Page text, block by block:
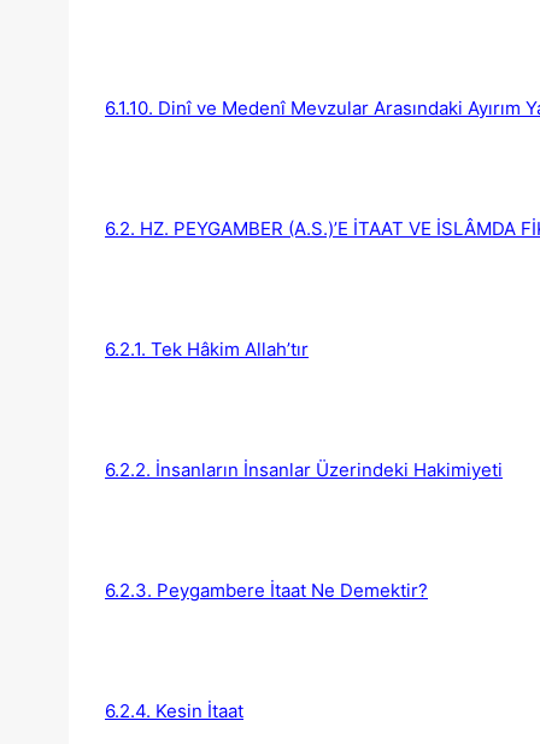
6.1.10. Dinî ve Medenî Mevzular Arasındaki Ayırım
6.2. HZ. PEYGAMBER (A.S.)’E İTAAT VE İSLÂMDA
6.2.1. Tek Hâkim Allah’tır
6.2.2. İnsanların İnsanlar Üzerindeki Hakimiyeti
6.2.3. Peygambere İtaat Ne Demektir?
6.2.4. Kesin İtaat